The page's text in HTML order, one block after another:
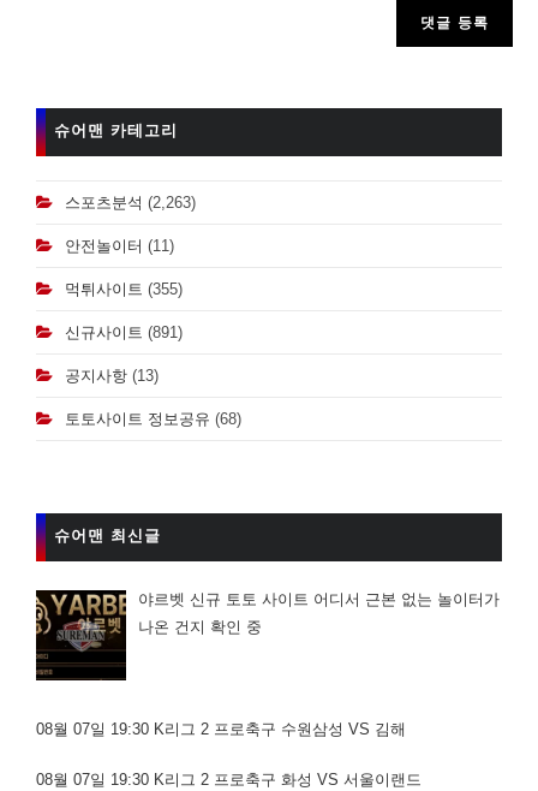
슈어맨 카테고리
스포츠분석 (2,263)
안전놀이터 (11)
먹튀사이트 (355)
신규사이트 (891)
공지사항 (13)
토토사이트 정보공유 (68)
슈어맨 최신글
야르벳 신규 토토 사이트 어디서 근본 없는 놀이터가
나온 건지 확인 중
08월 07일 19:30 K리그 2 프로축구 수원삼성 VS 김해
08월 07일 19:30 K리그 2 프로축구 화성 VS 서울이랜드